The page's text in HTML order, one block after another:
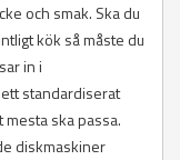
och smak. Ska du
kök så måste du
in i
standardiserat
ska passa.
diskmaskiner